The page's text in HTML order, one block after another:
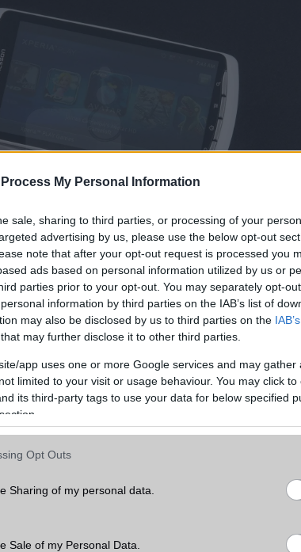
Process My Personal Information
sale, sharing to third parties, or processing of your
advertising by us, please use the below opt-out
note that after your opt-out request is processed you
ads based on personal information utilized by us or
parties prior to your opt-out. You may separately opt-
information by third parties on the IAB’s list of
may also be disclosed by us to third parties on the
that may further disclose it to other third parties.
app uses one or more Google services and may gather
limited to your visit or usage behaviour. You may click to
its third-party tags to use your data for below specified
Opt Outs
Sharing of my personal data.
Sale of my Personal Data.
modellek próbálták újjáéleszteni a fizikai
sikereket. Bár egyesek még mindig vonzónak találják
elégedett az érintőképernyős gépeléssel, ami